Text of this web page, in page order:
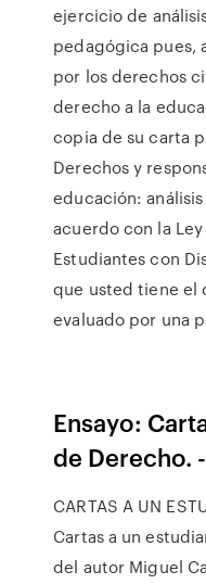
ejercicio de
pedagógica pues,
por los derechos
derecho a la
copia de su carta
Derechos y
educación:
acuerdo con la
Estudiantes con
que usted tiene el
evaluado por una
Ensayo:
de Derecho.
CARTAS A UN
Cartas a un
del autor Miguel